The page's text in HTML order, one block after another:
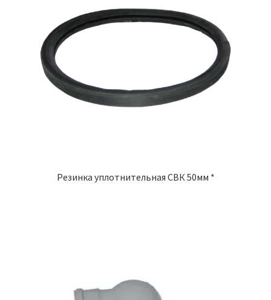
Резинка уплотнительная СВК 50мм *